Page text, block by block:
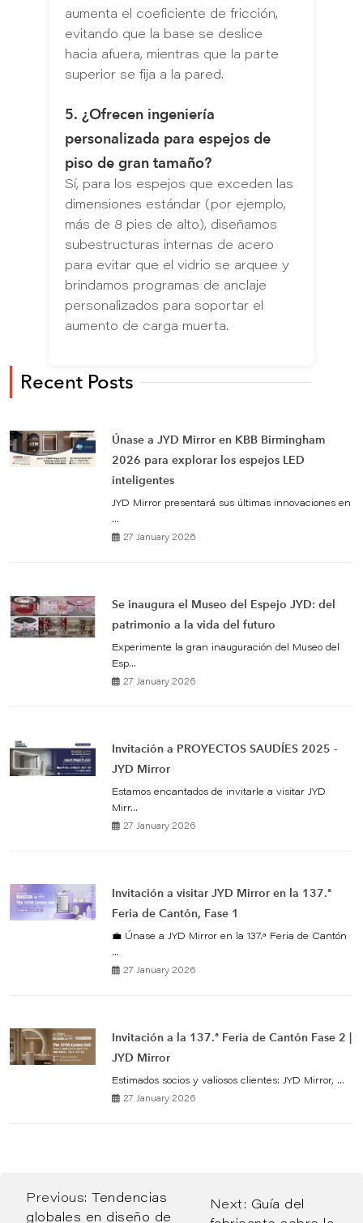
aumenta el coeficiente de fricción,
evitando que la base se deslice
hacia afuera, mientras que la parte
superior se fija a la pared.
5. ¿Ofrecen ingeniería
personalizada para espejos de
piso de gran tamaño?
Sí, para los espejos que exceden las
dimensiones estándar (por ejemplo,
más de 8 pies de alto), diseñamos
subestructuras internas de acero
para evitar que el vidrio se arquee y
brindamos programas de anclaje
personalizados para soportar el
aumento de carga muerta.
Recent Posts
Únase a JYD Mirror en KBB Birmingham
2026 para explorar los espejos LED
inteligentes
JYD Mirror presentará sus últimas innovaciones en
...
27 January 2026
Se inaugura el Museo del Espejo JYD: del
patrimonio a la vida del futuro
Experimente la gran inauguración del Museo del
Esp...
27 January 2026
Invitación a PROYECTOS SAUDÍES 2025 -
JYD Mirror
Estamos encantados de invitarle a visitar JYD
Mirr...
27 January 2026
Invitación a visitar JYD Mirror en la 137.ª
Feria de Cantón, Fase 1
💼 Únase a JYD Mirror en la 137.ª Feria de Cantón
...
27 January 2026
Invitación a la 137.ª Feria de Cantón Fase 2 |
JYD Mirror
Estimados socios y valiosos clientes: JYD Mirror, ...
27 January 2026
Previous:
Tendencias
globales en diseño de
Next: Guía del